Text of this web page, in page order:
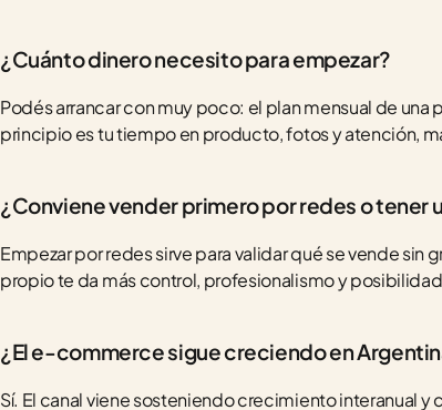
¿Cuánto dinero necesito para empezar?
Podés arrancar con muy poco: el plan mensual de
principio es tu tiempo en producto, fotos y atención,
¿Conviene vender primero por redes o tener
Empezar por redes sirve para validar qué se vende sin
propio te da más control, profesionalismo y
¿El e-commerce sigue creciendo en
Sí. El canal viene sosteniendo crecimiento interanual